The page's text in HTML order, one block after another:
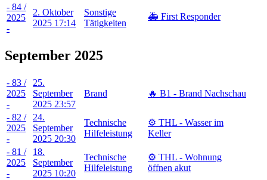
- 84 /
2025
-
2. Oktober
2025 17:14
Sonstige
Tätigkeiten
🚑 First Responder
September 2025
- 83 /
2025
-
25.
September
2025 23:57
Brand 🔥 B1 - Brand Nachschau
- 82 /
2025
-
24.
September
2025 20:30
Technische
Hilfeleistung
⚙️ THL - Wasser im
Keller
- 81 /
2025
-
18.
September
2025 10:20
Technische
Hilfeleistung
⚙️ THL - Wohnung
öffnen akut